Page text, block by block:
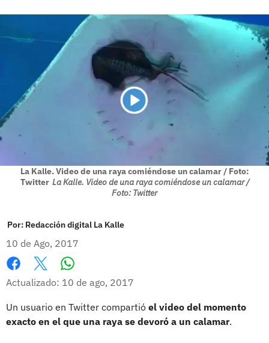
La Kalle. Video de una raya comiéndose un calamar / Foto:
Twitter La Kalle. Video de una raya comiéndose un calamar /
Foto: Twitter
Por: Redacción digital La Kalle
10 de Ago, 2017
Facebook
X
Actualizado: 10 de ago, 2017
Un usuario en Twitter compartió el video del momento
exacto en el que una raya se devoró a un calamar.